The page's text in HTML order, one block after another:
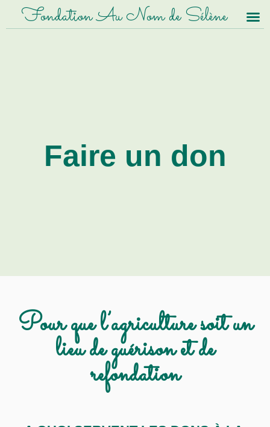
Fondation Au Nom de Sélène
Faire un don
Pour que l’agriculture soit un
lieu de guérison et de
refondation